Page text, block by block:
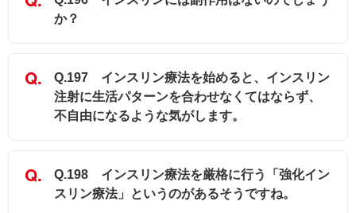
か？
Q.197 インスリン療法を始めると、インスリン
注射に生活パターンを合わせなくてはならず、
不自由になるような気がします。
Q.198 インスリン療法を厳格に行う「強化イン
スリン療法」というのがあるそうですね。